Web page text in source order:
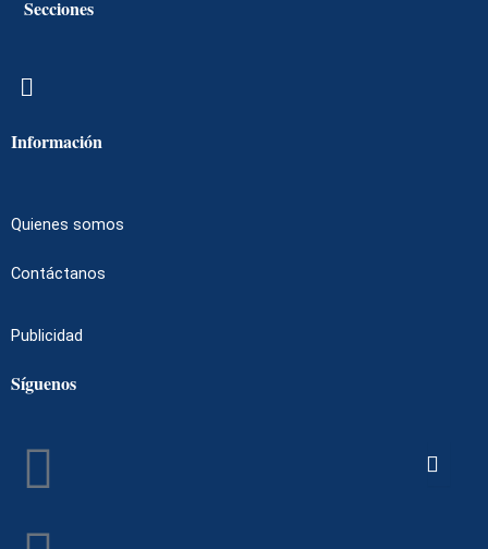
Secciones
Menú
Información
Quienes somos
Contáctanos
Publicidad
Síguenos
Facebook
Instagram